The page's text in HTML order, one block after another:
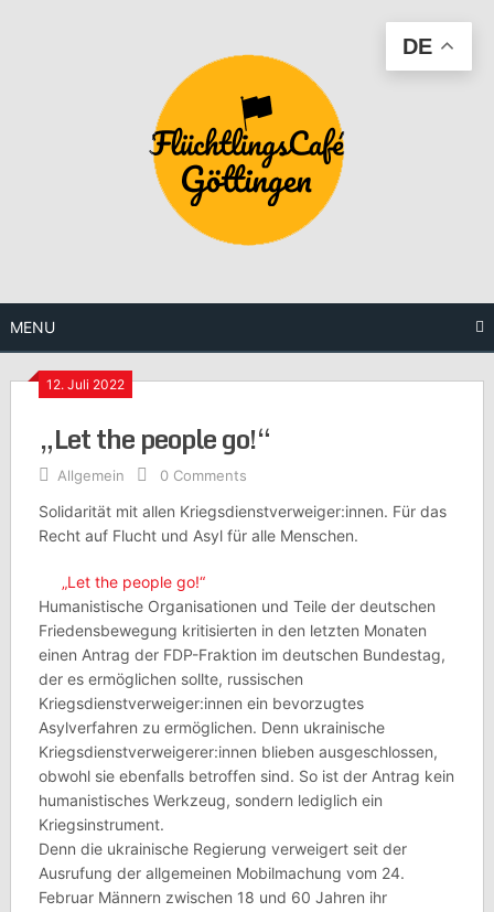
MENU
12. Juli 2022
„Let the people go!“
Allgemein 0 Comments
Solidarität mit allen Kriegsdienstverweiger:innen. Für das
Recht auf Flucht und Asyl für alle Menschen.
„Let the people go!“
Humanistische Organisationen und Teile der deutschen
Friedensbewegung kritisierten in den letzten Monaten
einen Antrag der FDP-Fraktion im deutschen Bundestag,
der es ermöglichen sollte, russischen
Kriegsdienstverweiger:innen ein bevorzugtes
Asylverfahren zu ermöglichen. Denn ukrainische
Kriegsdienstverweigerer:innen blieben ausgeschlossen,
obwohl sie ebenfalls betroffen sind. So ist der Antrag kein
humanistisches Werkzeug, sondern lediglich ein
Kriegsinstrument.
Denn die ukrainische Regierung verweigert seit der
Ausrufung der allgemeinen Mobilmachung vom 24.
Februar Männern zwischen 18 und 60 Jahren ihr
DE